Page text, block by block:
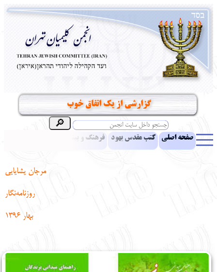
گزارشی از یک اتفاق خوب
صفحه اصلی کتب مقدس یهود فرهنگ و بینش یهود
مرجان یشایایی
روزنامه‌نگار
بهار 1396